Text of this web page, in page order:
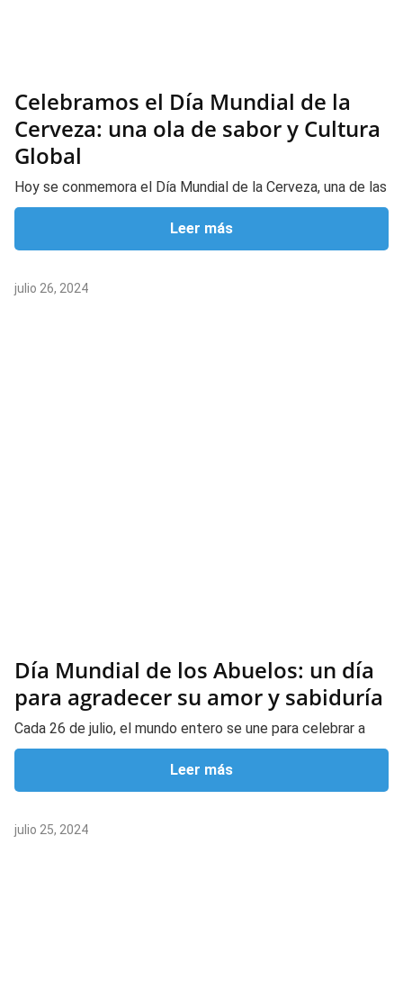
Celebramos el Día Mundial de la
Cerveza: una ola de sabor y Cultura
Global
Hoy se conmemora el Día Mundial de la Cerveza, una de las
Leer más
julio 26, 2024
Día Mundial de los Abuelos: un día
para agradecer su amor y sabiduría
Cada 26 de julio, el mundo entero se une para celebrar a
Leer más
julio 25, 2024